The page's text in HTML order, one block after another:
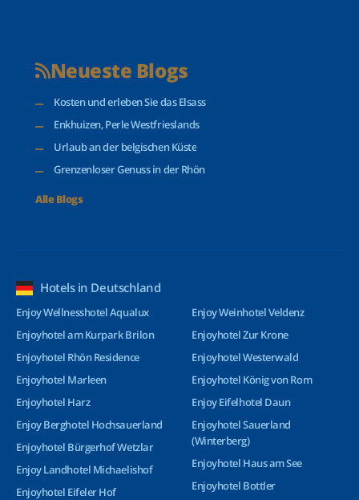
Neueste Blogs
Kosten und erleben Sie das Elsass
Enkhuizen, Perle Westfrieslands
Urlaub an der belgischen Küste
Grenzenloser Genuss in der Rhön
Alle Blogs
Hotels in Deutschland
Enjoy Wellnesshotel Aqualux
Enjoyhotel am Kurpark Brilon
Enjoyhotel Rhön Residence
Enjoyhotel Marleen
Enjoyhotel Harz
Enjoy Berghotel Hochsauerland
Enjoyhotel Bürgerhof Wetzlar
Enjoy Landhotel Michaelishof
Enjoyhotel Eifeler Hof
Enjoy Weinhotel Veldenz
Enjoyhotel Zur Krone
Enjoyhotel Westerwald
Enjoyhotel König von Rom
Enjoy Eifelhotel Daun
Enjoyhotel Sauerland
(Winterberg)
Enjoyhotel Haus am See
Enjoyhotel Bottler